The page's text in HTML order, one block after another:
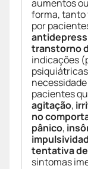
aumentos
forma, tanto
por
transtorno
indicações
pacientes
agitação,
no
pânico,
tentativa
sintomas